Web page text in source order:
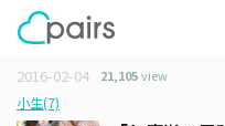
2016-02-04 21,105view
小生(7)